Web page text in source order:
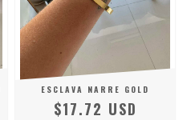
ESCLAVA NARRE GOLD
$17.72 USD